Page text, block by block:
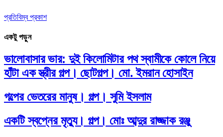
প্রতিবিম্ব প্রকাশ
একটু পড়ুন
ভালোবাসার ভার: দুই কিলোমিটার পথ স্বামীকে কোলে নিয়ে
হাঁটা এক স্ত্রীর গল্প। ছোটগল্প। ‎মো. ইমরান হোসাইন
গল্পের ভেতরের মানুষ। গল্প। সুমি ইসলাম
একটি স্বপ্নের মৃত্যু। গল্প। ​মোঃ আব্দুর রাজ্জাক রঞ্জু